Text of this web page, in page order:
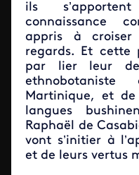
ils
connaissance
appris à croiser
regards. Et cette
par lier leur
Martinique, et
langues
Raphaël de
vont s’initier à
et de leurs vertus